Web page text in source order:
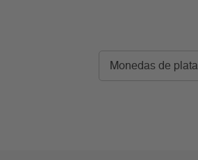
Monedas de plata